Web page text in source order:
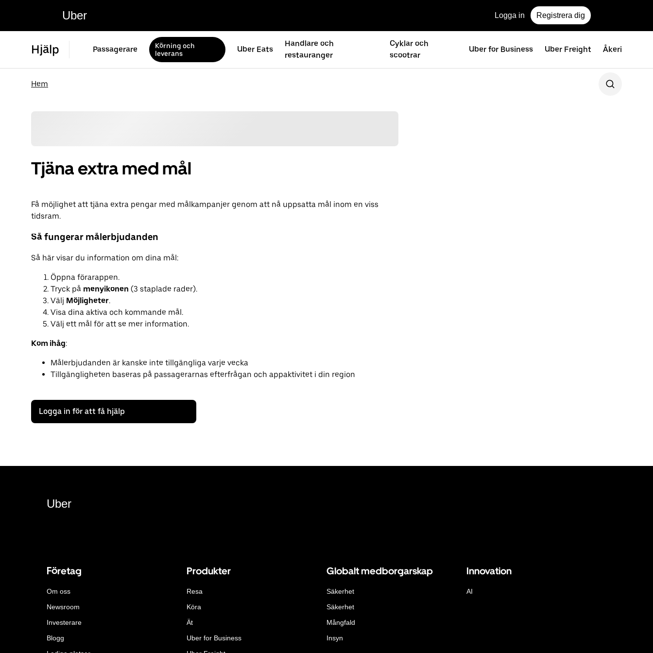
Uber Logga in Registrera dig
Hjälp Passagerare
Körning och
leverans
Uber Eats
Handlare och
restauranger
Cyklar och
scootrar
Uber for Business Uber Freight Åkeri
Hem
Tjäna extra med mål
Få möjlighet att tjäna extra pengar med målkampanjer genom att nå uppsatta mål inom en viss
tidsram.
Så fungerar målerbjudanden
Så här visar du information om dina mål:
Öppna förarappen.
Tryck på menyikonen (3 staplade rader).
Välj Möjligheter.
Visa dina aktiva och kommande mål.
Välj ett mål för att se mer information.
Kom ihåg:
Målerbjudanden är kanske inte tillgängliga varje vecka
Tillgängligheten baseras på passagerarnas efterfrågan och appaktivitet i din region
Logga in för att få hjälp
Uber
Företag
Om oss
Newsroom
Investerare
Blogg
Produkter
Resa
Köra
Ät
Uber for Business
Globalt medborgarskap
Säkerhet
Säkerhet
Mångfald
Insyn
Innovation
AI